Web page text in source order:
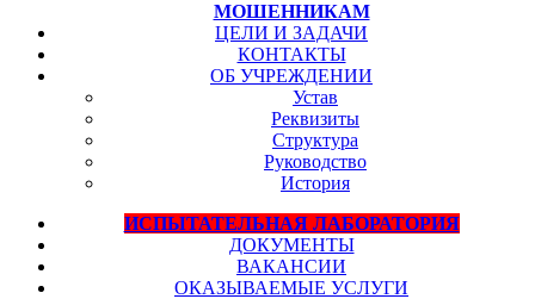
МОШЕННИКАМ
ЦЕЛИ И ЗАДАЧИ
КОНТАКТЫ
ОБ УЧРЕЖДЕНИИ
Устав
Реквизиты
Структура
Руководство
История
ИСПЫТАТЕЛЬНАЯ ЛАБОРАТОРИЯ
ДОКУМЕНТЫ
ВАКАНСИИ
ОКАЗЫВАЕМЫЕ УСЛУГИ